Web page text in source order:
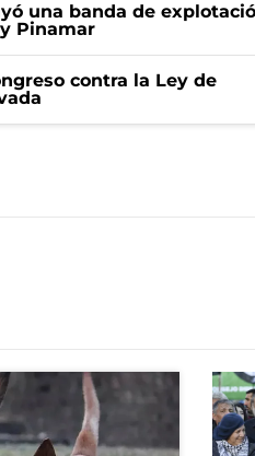
una banda de
Pinamar
contra la Ley de